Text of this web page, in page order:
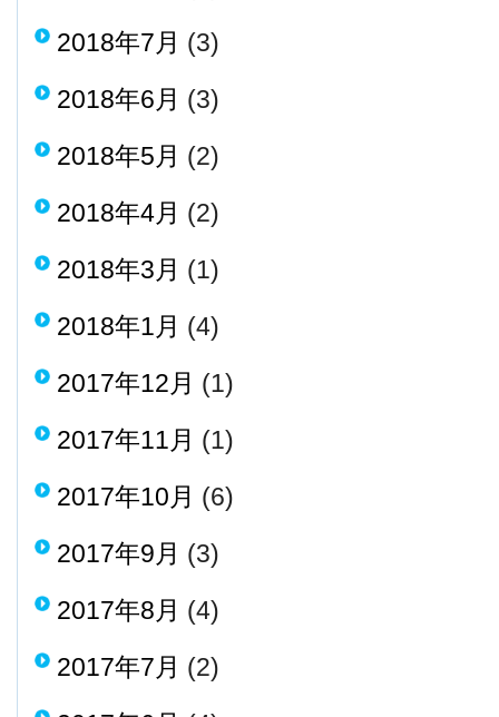
2018年7月 (3)
2018年6月 (3)
2018年5月 (2)
2018年4月 (2)
2018年3月 (1)
2018年1月 (4)
2017年12月 (1)
2017年11月 (1)
2017年10月 (6)
2017年9月 (3)
2017年8月 (4)
2017年7月 (2)